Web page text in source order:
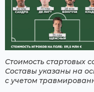
Стоимость стартовых
Составы указаны на
с учетом